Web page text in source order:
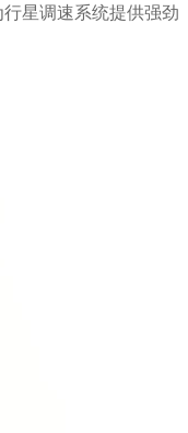
星调速系统提供强劲